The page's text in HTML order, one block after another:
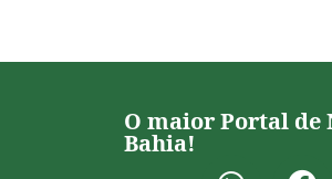
O maior Portal de
Bahia!